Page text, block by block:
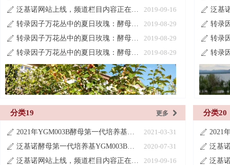
2019-09-16
ꄅ
泛基诺网站上线，频道栏目内容正在建设中
2019-08-29
ꄅ
转录因子万花丛中的夏日玫瑰：酵母单杂交系统
2019-08-29
ꄅ
转录因子万花丛中的夏日玫瑰：酵母单杂交系统
2019-08-29
ꄅ 转录因子万花丛中的夏日玫瑰：酵母单杂交系统
ꄅ
ꄅ
ꄅ
ꄅ
分类19
2021-03-31
ꄅ
2021年YGM003B酵母第一代培养基产品目录更新说明
2020-07-31
ꄅ
泛基诺酵母第一代培养基YGM003B系列
2019-09-16
ꄅ
泛基诺网站上线，频道栏目内容正在建设中
分类20
ꄅ
ꄅ
ꄅ
更多 낑